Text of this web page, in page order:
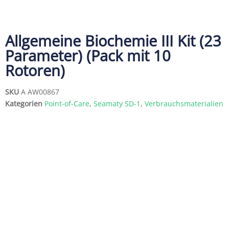
Allgemeine Biochemie III Kit (23
Parameter) (Pack mit 10
Rotoren)
SKU A AW00867
Kategorien Point-of-Care, Seamaty SD-1 , Verbrauchsmaterialien